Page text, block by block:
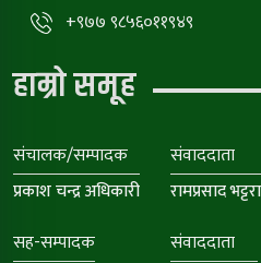
+९७७ ९८५६०११९४९
हाम्रो समूह
संचालक/सम्पादक
प्रकाश चन्द्र अधिकारी
संवाददाता
रामप्रसाद
सह-सम्पादक संवाददाता